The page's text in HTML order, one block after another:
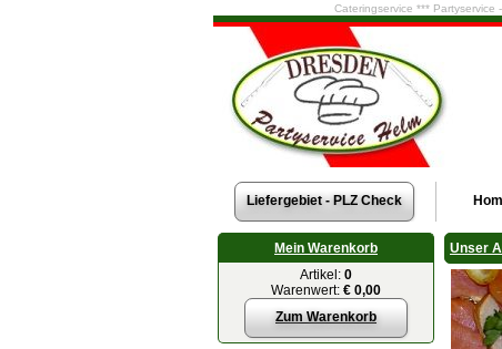
Cateringservice ***
Liefergebiet - PLZ Check
Mein Warenkorb
Artikel: 0
Warenwert: € 0,00
Zum Warenkorb
Unser